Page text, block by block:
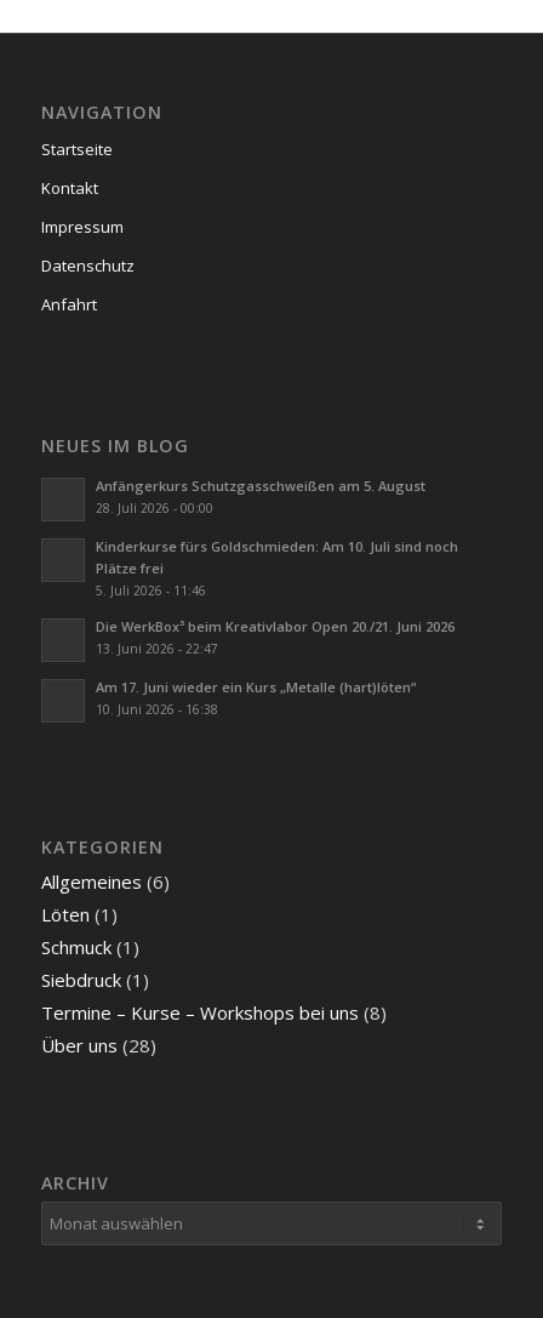
NAVIGATION
Startseite
Kontakt
Impressum
Datenschutz
Anfahrt
NEUES IM BLOG
Anfängerkurs Schutzgasschweißen am 5. August
28. Juli 2026 - 00:00
Kinderkurse fürs Goldschmieden: Am 10. Juli sind noch
Plätze frei
5. Juli 2026 - 11:46
Die WerkBox³ beim Kreativlabor Open 20./21. Juni 2026
13. Juni 2026 - 22:47
Am 17. Juni wieder ein Kurs „Metalle (hart)löten“
10. Juni 2026 - 16:38
KATEGORIEN
Allgemeines (6)
Löten (1)
Schmuck(1)
Siebdruck(1)
Termine – Kurse – Workshops bei uns (8)
Über uns (28)
ARCHIV